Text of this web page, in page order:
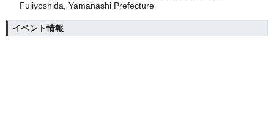
Fujiyoshida, Yamanashi Prefecture
イベント情報